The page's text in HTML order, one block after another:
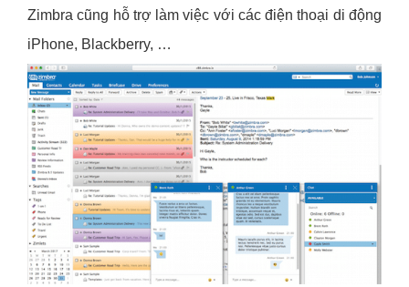
Zimbra cũng hỗ trợ làm việc với các điện thoại di động
iPhone, Blackberry, …